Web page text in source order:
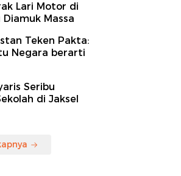
Lari Motor di
Massa
Teken Pakta:
Negara berarti
Seribu
di Jaksel